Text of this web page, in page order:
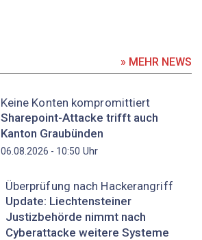
» MEHR NEWS
Keine Konten kompromittiert
Sharepoint-Attacke trifft auch
Kanton Graubünden
06.08.2026 - 10:50 Uhr
Überprüfung nach Hackerangriff
Update: Liechtensteiner
Justizbehörde nimmt nach
Cyberattacke weitere Systeme